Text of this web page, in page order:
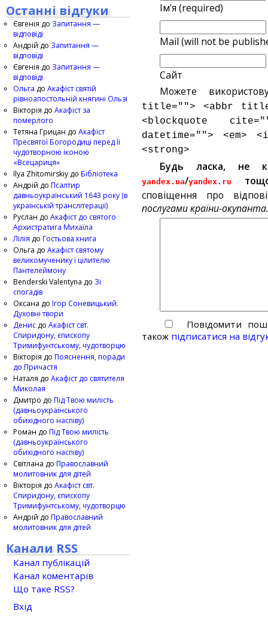
Ім'я (required)
Mail (will not be
Сайт
Можете
title=""> <abbr
<blockquote
datetime=""> <em>
<strong>
Будь ласка, не
yandex.ua/yandex.ru
сповіщення про
послугами країни-
Повідомити
також підписатися на
Останні відгуки
Євгенія до Запитання —
відповіді
Андрій до Запитання —
відповіді
Євгенія до Запитання —
відповіді
Ольга до Акафіст святій
рівноапостольній княгині Ользі
Вікторія до Акафіст за
померлого
Тетяна Грицан до Акафіст
Пресвятої Богородиці перед Її
чудотворною іконою
«Всецариця»
Ilya Zhitomirskiy до Бібліотека
Андрій до Псалтир
давньоукраїнський 1643 року (в
українській транслітерації)
Руслан до Акафіст до святого
Архистратига Михаїла
Лілія до Гостьова книга
Ольга до Акафіст святому
великомученику і цілителю
Пантелеймону
Benderski Valentyna до Зі
спогадів
Оксана до Ігор Соневицький.
Духовні твори
Денис до Акафіст свт.
Спиридону, єпископу
Тримифунтському, чудотворцю
Вікторія до Пояснення, поради
до Причастя
Наталя до Акафіст до святителя
Миколая
Дмитро до Під Твою милість
(давньоукраїнського
обихідного наспіву)
Роман до Під Твою милість
(давньоукраїнського
обихідного наспіву)
Світлана до Православний
молитовник для дітей
Вікторія до Акафіст свт.
Спиридону, єпископу
Тримифунтському, чудотворцю
Андрій до Православний
молитовник для дітей
Канали RSS
Канал публікацій
Канал коментарів
Що таке RSS?
Вхід